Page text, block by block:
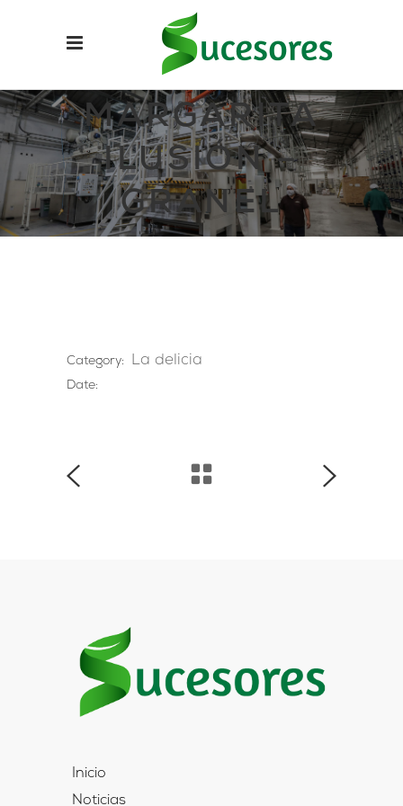
MARGARITA
ILUSIÓN –
GRANEL
Category: La delicia
Date:
Inicio
Noticias